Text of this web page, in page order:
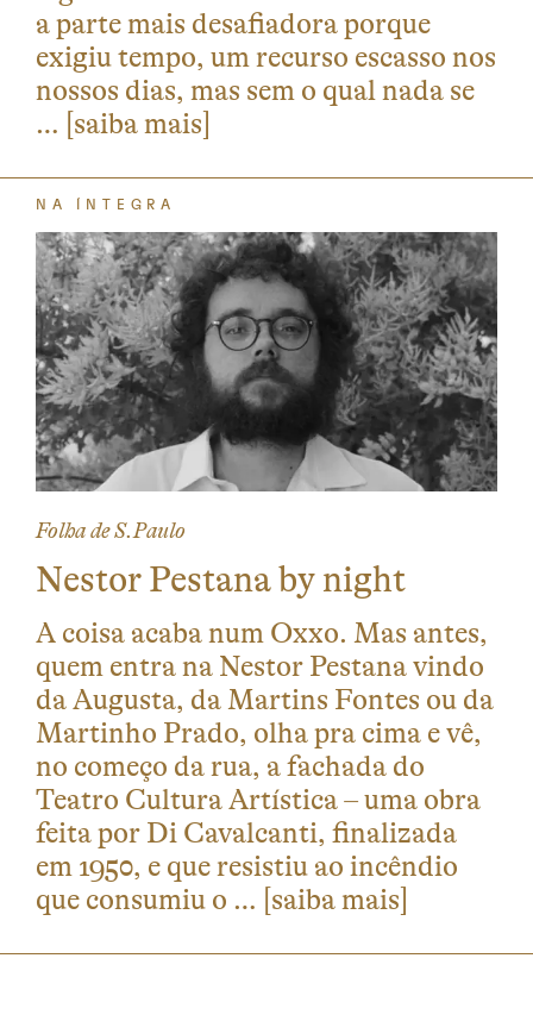
a parte mais desafiadora porque
exigiu tempo, um recurso escasso nos
nossos dias, mas sem o qual nada se
… [saiba mais]
NA ÍNTEGRA
Folha de S.Paulo
Nestor Pestana by night
A coisa acaba num Oxxo. Mas antes,
quem entra na Nestor Pestana vindo
da Augusta, da Martins Fontes ou da
Martinho Prado, olha pra cima e vê,
no começo da rua, a fachada do
Teatro Cultura Artística – uma obra
feita por Di Cavalcanti, finalizada
em 1950, e que resistiu ao incêndio
que consumiu o … [saiba mais]